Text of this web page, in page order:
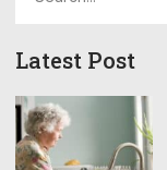
Latest Post